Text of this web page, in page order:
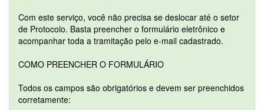
Com este serviço, você não precisa se deslocar até o setor
de Protocolo. Basta preencher o formulário eletrônico e
acompanhar toda a tramitação pelo e-mail cadastrado.
COMO PREENCHER O FORMULÁRIO
Todos os campos são obrigatórios e devem ser preenchidos
corretamente: